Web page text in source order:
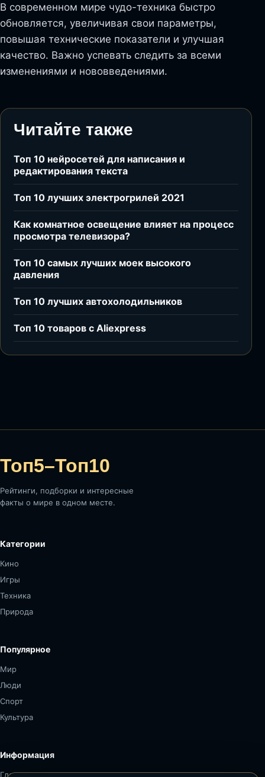
В современном мире чудо-техника быстро
обновляется, увеличивая свои параметры,
повышая технические показатели и улучшая
качество. Важно успевать следить за всеми
изменениями и нововведениями.
Читайте также
Топ 10 нейросетей для написания и
редактирования текста
Топ 10 лучших электрогрилей 2021
Как комнатное освещение влияет на процесс
просмотра телевизора?
Топ 10 самых лучших моек высокого
давления
Топ 10 лучших автохолодильников
Топ 10 товаров с Aliexpress
Топ5–Топ10
Рейтинги, подборки и интересные
факты о мире в одном месте.
Категории
Кино
Игры
Техника
Природа
Популярное
Мир
Люди
Спорт
Культура
Информация
Главная